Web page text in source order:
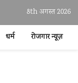
8th अगस्त 2026
धर्म रोजगार न्यूज़